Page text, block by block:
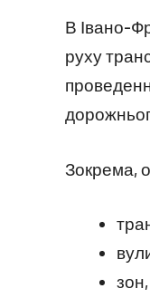
В Івано-
руху
Зокрема,